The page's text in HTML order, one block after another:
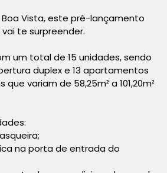
Boa Vista, este pré-lançamento
te surpreender.
um total de 15 unidades, sendo
duplex e 13 apartamentos
variam de 58,25m² a 101,20m²
na porta de entrada do